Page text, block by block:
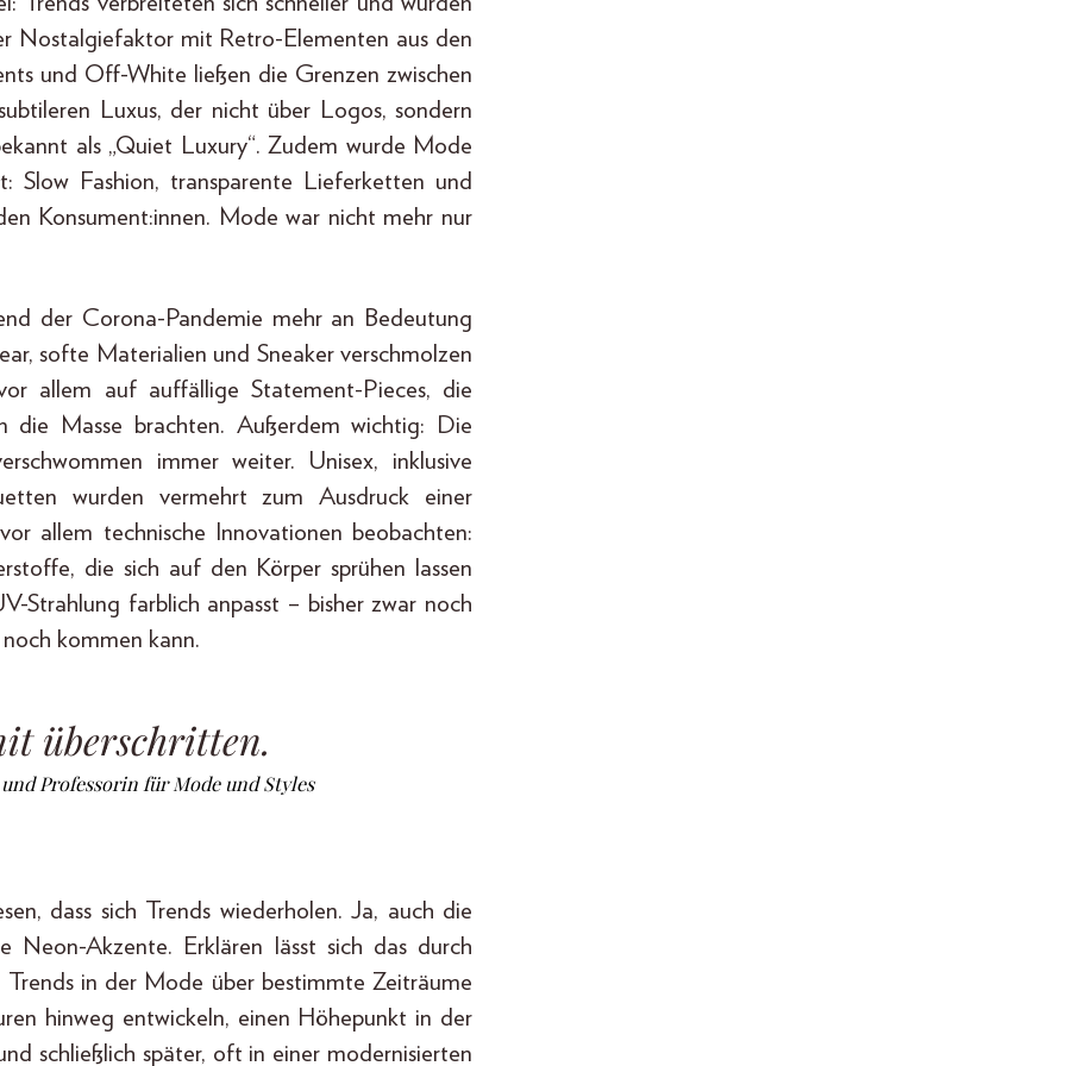
Nostalgiefaktor mit Retro-Elementen aus den
und Off-White ließen die Grenzen zwischen
Luxus, der nicht über Logos, sondern
als „Quiet Luxury“. Zudem wurde Mode
Slow Fashion, transparente Lieferketten und
Konsument:innen. Mode war nicht mehr nur
der Corona-Pandemie mehr an Bedeutung
softe Materialien und Sneaker verschmolzen
allem auf auffällige Statement-Pieces, die
die Masse brachten. Außerdem wichtig: Die
immer weiter. Unisex, inklusive
wurden vermehrt zum Ausdruck einer
allem technische Innovationen beobachten:
die sich auf den Körper sprühen lassen
Strahlung farblich anpasst – bisher zwar noch
kommen kann.
überschritten.
Professorin für Mode und Styles
dass sich Trends wiederholen. Ja, auch die
Neon-Akzente. Erklären lässt sich das durch
Trends in der Mode über bestimmte Zeiträume
hinweg entwickeln, einen Höhepunkt in der
schließlich später, oft in einer modernisierten